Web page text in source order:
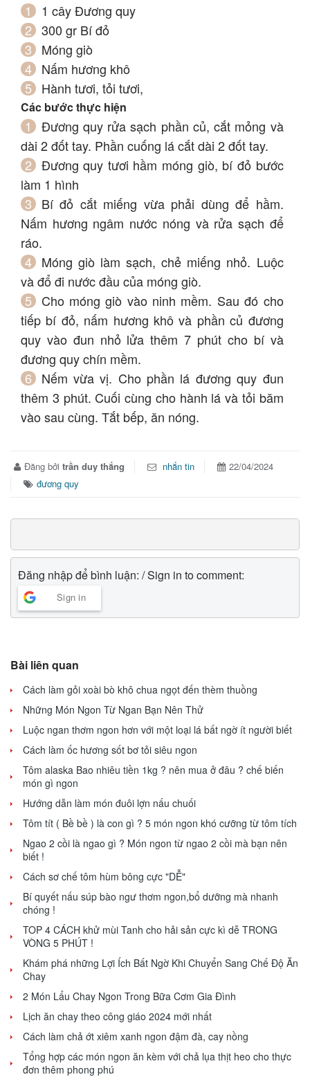
1 cây Đương quy
300 gr Bí đỏ
Móng giò
Nấm hương khô
Hành tươi, tỏi tươi,
Các bước thực hiện
Đương quy rửa sạch phần củ, cắt mỏng và
dài 2 đốt tay. Phần cuống lá cắt dài 2 đốt tay.
Đương quy tươi hầm móng giò, bí đỏ bước
làm 1 hình
Bí đỏ cắt miếng vừa phải dùng để hầm.
Nấm hương ngâm nước nóng và rửa sạch để
ráo.
Móng giò làm sạch, chẻ miếng nhỏ. Luộc
và đổ đi nước đầu của móng giò.
Cho móng giò vào ninh mềm. Sau đó cho
tiếp bí đỏ, nấm hương khô và phần củ đương
quy vào đun nhỏ lửa thêm 7 phút cho bí và
đương quy chín mềm.
Nếm vừa vị. Cho phần lá đương quy đun
thêm 3 phút. Cuối cùng cho hành lá và tỏi băm
vào sau cùng. Tắt bếp, ăn nóng.
Đăng bởi trần duy thắng nhắn tin
22/04/2024
đương quy
Đăng nhập để bình luận: / Sign in to comment:
Sign in
Bài liên quan
Cách làm gỏi xoài bò khô chua ngọt đến thèm thuồng
Những Món Ngon Từ Ngan Bạn Nên Thử
Luộc ngan thơm ngon hơn với một loại lá bất ngờ ít người biết
Cách làm ốc hương sốt bơ tỏi siêu ngon
Tôm alaska Bao nhiêu tiền 1kg ? nên mua ở đâu ? chế biến
món gì ngon
Hướng dẫn làm món đuôi lợn nấu chuối
Tôm tít ( Bề bề ) là con gì ? 5 món ngon khó cưỡng từ tôm tích
Ngao 2 cồi là ngao gì ? Món ngon từ ngao 2 cồi mà bạn nên
biết !
Cách sơ chế tôm hùm bông cực "DỄ"
Bí quyết nấu súp bào ngư thơm ngon,bổ dưỡng mà nhanh
chóng !
TOP 4 CÁCH khử mùi Tanh cho hải sản cực kì dễ TRONG
VÒNG 5 PHÚT !
Khám phá những Lợi Ích Bất Ngờ Khi Chuyển Sang Chế Độ Ăn
Chay
2 Món Lẩu Chay Ngon Trong Bữa Cơm Gia Đình
Lịch ăn chay theo công giáo 2024 mới nhất
Cách làm chả ớt xiêm xanh ngon đậm đà, cay nồng
Tổng hợp các món ngon ăn kèm với chả lụa thịt heo cho thực
đơn thêm phong phú